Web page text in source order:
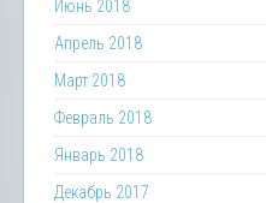
Июнь 2018
Апрель 2018
Март 2018
Февраль 2018
Январь 2018
Декабрь 2017